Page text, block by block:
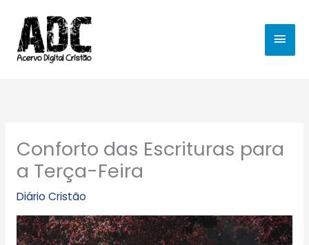
para
conteúdo
Conforto das Escrituras para
a Terça-Feira
Diário Cristão